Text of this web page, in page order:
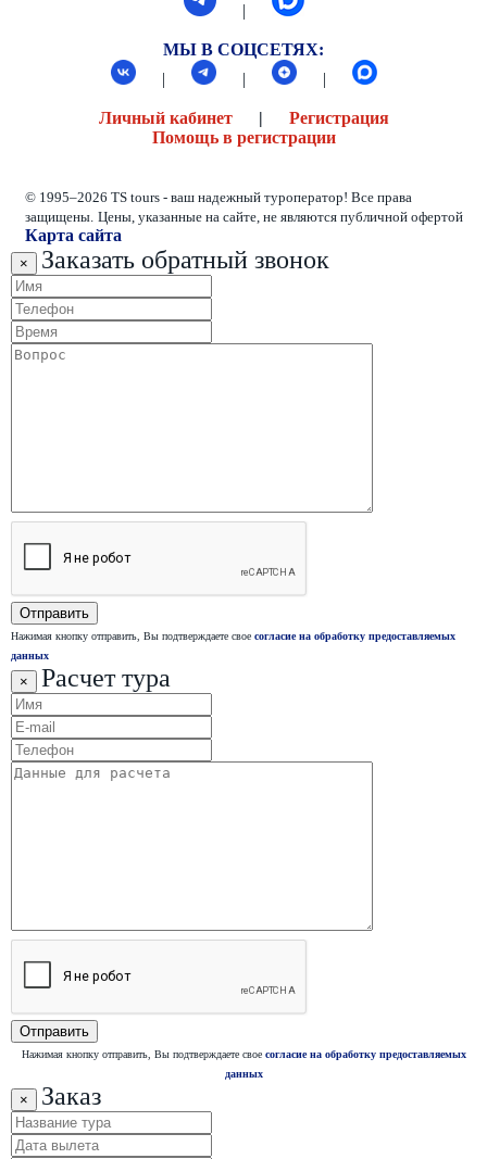
|
МЫ В СОЦСЕТЯХ:
|
| |
Личный кабинет| Регистрация
Помощь в регистрации
© 1995–2026 TS tours - ваш надежный туроператор! Все права
защищены. Цены, указанные на сайте, не являются публичной офертой
Карта сайта
× Заказать обратный звонок
Нажимая кнопку отправить, Вы подтверждаете свое согласие на обработку предоставляемых
данных
× Расчет тура
Нажимая кнопку отправить, Вы подтверждаете свое согласие на обработку предоставляемых
данных
× Заказ